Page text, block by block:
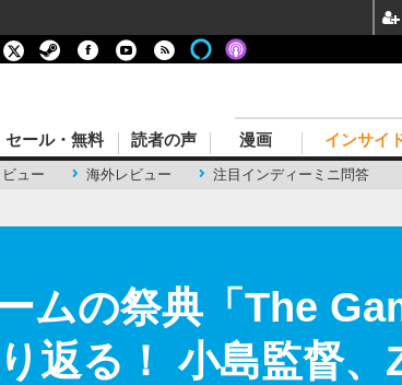
ュー 海外レビュー 注目インディーミニ問答
セール・無料 読者の声 漫画 インサイ
ムの祭典「The
返る！ 小島監督、